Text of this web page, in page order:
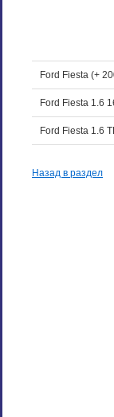
Ford Fiesta (+
Ford Fiesta 1.6
Ford Fiesta 1.6
Назад в раздел